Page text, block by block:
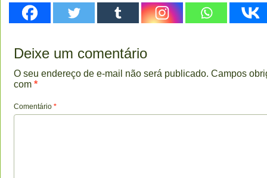
Deixe um comentário
O seu endereço de e-mail não será publicado. Campos
com *
Comentário *